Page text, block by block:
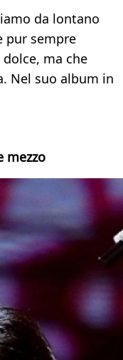
da lontano
pur sempre
dolce, ma che
Nel suo album in
mezzo